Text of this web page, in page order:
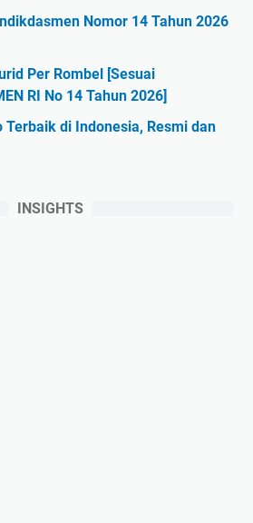
Nomor 14 Tahun 2026
Per Rombel [Sesuai
RI No 14 Tahun 2026]
Terbaik di Indonesia, Resmi dan
INSIGHTS